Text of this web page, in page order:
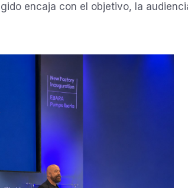
encaja con el objetivo, la